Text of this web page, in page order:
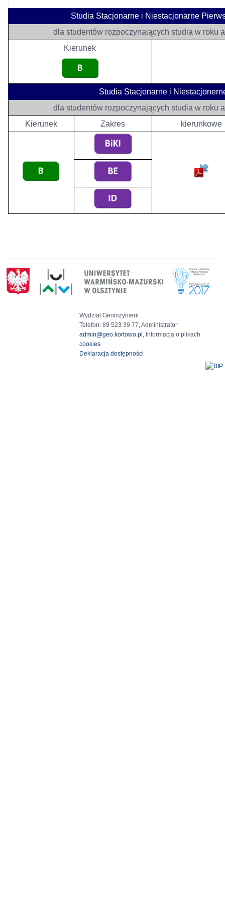
Studia Stacjonarne i Niestacjonarne
dla studentów rozpoczynających studia w roku
Kierunek
Studia Stacjonarne i
dla studentów rozpoczynających studia w roku
Kierunek
Zakres kierunkowe
Wydział Geoinżynierii
Telefon: 89 523 39 77, Administrator:
admin@geo.kortowo.pl , Informacja o plikach
cookies
Deklaracja dostępności